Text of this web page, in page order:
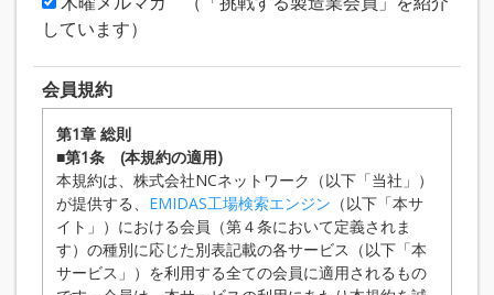
しています）
会員規約
第1章 総則
■第1条 (本規約の適用)
本規約は、株式会社NCネットワーク（以下「当社」）
が提供する、 EMIDAS工場検索エンジン （以下「本サ
イト」）における会員（第４条において定義されま
す）の種別に応じた別表記載の各サービス（以下「本
サービス」）を利用する全ての会員に適用されるもの